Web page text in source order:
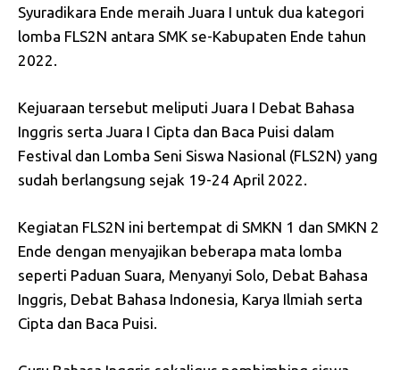
Syuradikara Ende meraih Juara I untuk dua kategori
lomba FLS2N antara SMK se-Kabupaten Ende tahun
2022.
Kejuaraan tersebut meliputi Juara I Debat Bahasa
Inggris serta Juara I Cipta dan Baca Puisi dalam
Festival dan Lomba Seni Siswa Nasional (FLS2N) yang
sudah berlangsung sejak 19-24 April 2022.
Kegiatan FLS2N ini bertempat di SMKN 1 dan SMKN 2
Ende dengan menyajikan beberapa mata lomba
seperti Paduan Suara, Menyanyi Solo, Debat Bahasa
Inggris, Debat Bahasa Indonesia, Karya Ilmiah serta
Cipta dan Baca Puisi.